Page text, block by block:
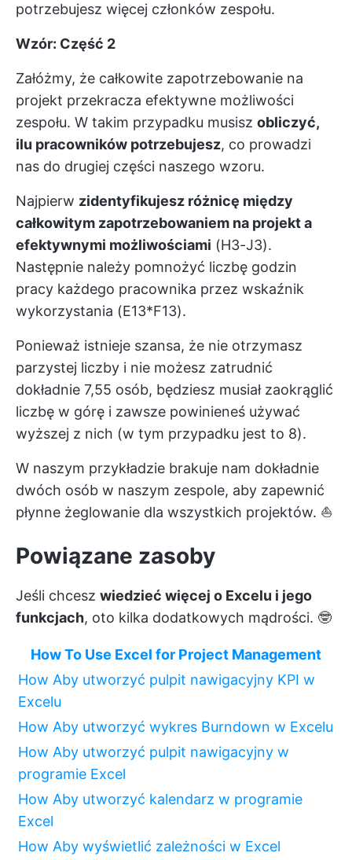
potrzebujesz więcej członków zespołu.
Wzór: Część 2
Załóżmy, że całkowite zapotrzebowanie na
projekt przekracza efektywne możliwości
zespołu. W takim przypadku musisz obliczyć,
ilu pracowników potrzebujesz, co prowadzi
nas do drugiej części naszego wzoru.
Najpierw zidentyfikujesz różnicę między
całkowitym zapotrzebowaniem na projekt a
efektywnymi możliwościami (H3-J3).
Następnie należy pomnożyć liczbę godzin
pracy każdego pracownika przez wskaźnik
wykorzystania (E13*F13).
Ponieważ istnieje szansa, że nie otrzymasz
parzystej liczby i nie możesz zatrudnić
dokładnie 7,55 osób, będziesz musiał zaokrąglić
liczbę w górę i zawsze powinieneś używać
wyższej z nich (w tym przypadku jest to 8).
W naszym przykładzie brakuje nam dokładnie
dwóch osób w naszym zespole, aby zapewnić
płynne żeglowanie dla wszystkich projektów. ⛵
Powiązane zasoby
Jeśli chcesz wiedzieć więcej o Excelu i jego
funkcjach, oto kilka dodatkowych mądrości. 🤓
How To Use Excel for Project Management
How Aby utworzyć pulpit nawigacyjny KPI w
Excelu
How Aby utworzyć wykres Burndown w Excelu
How Aby utworzyć pulpit nawigacyjny w
programie Excel
How Aby utworzyć kalendarz w programie
Excel
How Aby wyświetlić zależności w Excel